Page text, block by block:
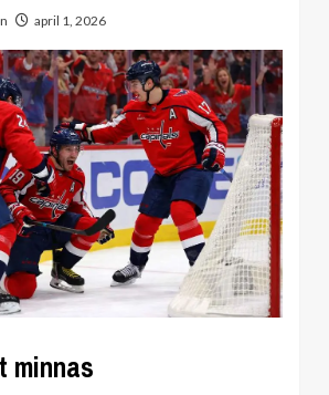
april 1, 2026
minnas